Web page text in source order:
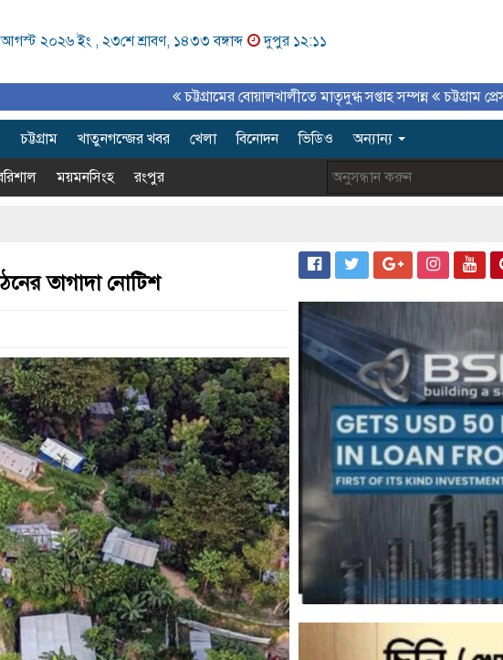
আগস্ট ২০২৬ ইং , ২৩শে শ্রাবণ, ১৪৩৩ বঙ্গাব্দ দুপুর ১২:১১
চট্টগ্রামের বোয়ালখালীতে মাতৃদুগ্ধ সপ্তাহ সম্পন্ন চট্টগ্রাম প্রেসক্লাব
চট্টগ্রাম খাতুনগন্জের খবর খেলা বিনোদন ভিডিও অন্যান্য
ময়মনসিংহ রংপুর
তাগাদা নোটিশ